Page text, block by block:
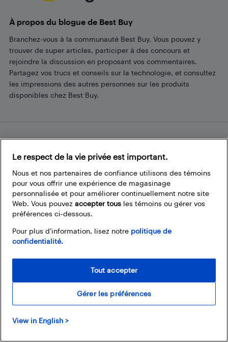
À propos du blogue de Best Buy
Branchez-vous à la communauté Best Buy. Vous pouvez y
trouver de super articles, participer à des concours et
rejoindre la discussion en proposant vos commentaires.
Partagez vos trucs et conseils sur la technologie, et consultez
les impressions des autres personnes sur les produits
disponibles chez Best Buy.
Politique de confidentialité
Liens fréquemment utilisés
Localisateur de magasin
Bestbuy.ca
Carrières
FacebookInstagram
Le respect de la vie privée est important.
Nous et nos partenaires de confiance utilisons des témoins
pour vous offrir une expérience de magasinage
personnalisée et pour améliorer continuellement notre site
Web. Vous pouvez accepter tous les témoins ou gérer vos
préférences ci-dessous.
Pour plus d’information, lisez notre
View in English >
politique de
confidentialité.
Gérer les préférences
Tout accepter